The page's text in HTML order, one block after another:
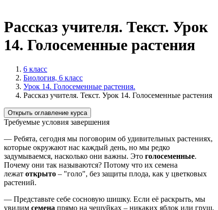
Рассказ учителя. Текст. Урок
14. Голосеменные растения
6 класс
Биология, 6 класс
Урок 14. Голосеменные растения.
Рассказ учителя. Текст. Урок 14. Голосеменные растения
Открыть оглавление курса
Требуемые условия завершения
— Ребята, сегодня мы поговорим об удивительных растениях,
которые окружают нас каждый день, но мы редко
задумываемся, насколько они важны. Это голосеменные.
Почему они так называются? Потому что их семена
лежат открыто – "голо", без защиты плода, как у цветковых
растений.
— Представьте себе сосновую шишку. Если её раскрыть, мы
увидим семена прямо на чешуйках – никаких яблок или груш,